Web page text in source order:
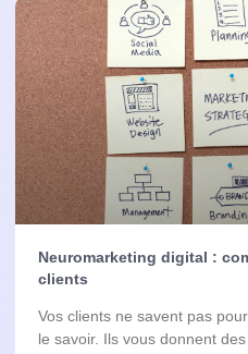
Neuromarketing digital :
clients
Vos clients ne savent pas
le savoir. Ils vous donnent